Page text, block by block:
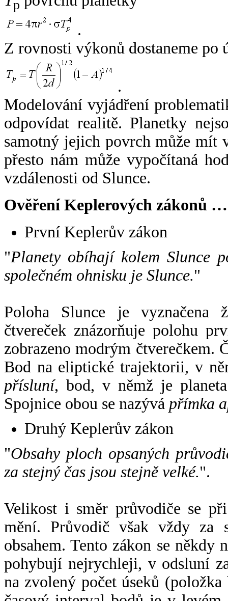
p
.
Z rovnosti výkonů dostaneme po
.
Modelování vyjádření
odpovídat realitě. Planetky
samotný jejich povrch může mít
přesto nám může vypočítaná
vzdálenosti od Slunce.
Ověření Keplerových zákonů …
První Keplerův zákon
"Planety obíhají kolem Slunce
společném ohnisku je Slunce."
Poloha Slunce je vyznačena
čtvereček znázorňuje polohu
zobrazeno modrým čtverečkem.
Bod na eliptické trajektorii, v
přísluní, bod, v němž je
Spojnice obou se nazývá přímka
Druhý Keplerův zákon
"Obsahy ploch opsaných
za stejný čas jsou stejně velké.".
Velikost i směr průvodiče se
mění. Průvodič však vždy za
obsahem. Tento zákon se někdy
pohybují nejrychleji, v odsluní
na zvolený počet úseků